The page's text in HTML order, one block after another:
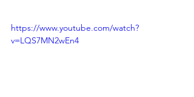
https://www.youtube.com/watch?
v=LQS7MN2wEn4